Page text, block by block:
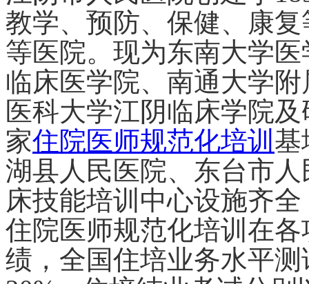
教学、预防、保健、康
等医院。 现为东南大学
临床医学院、南通大学
医科大学江阴临床学院
家住院医师规范化培训 基
湖县人民医院、东台市人
床技能培训中心设施齐
住院医师规范化培训在
绩， 全国住培业务水平